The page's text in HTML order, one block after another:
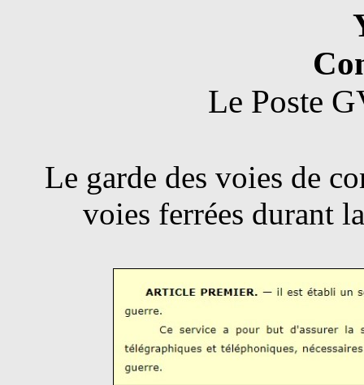
Le Poste
Le garde des voies de
voies ferrées durant